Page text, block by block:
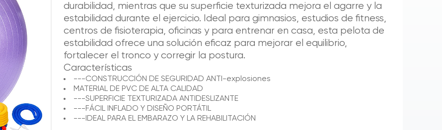
durabilidad, mientras que su superficie texturizada mejora el agarre y la
estabilidad durante el ejercicio. Ideal para gimnasios, estudios de fitness,
centros de fisioterapia, oficinas y para entrenar en casa, esta pelota de
estabilidad ofrece una solución eficaz para mejorar el equilibrio,
fortalecer el tronco y corregir la postura.
Características
---CONSTRUCCIÓN DE SEGURIDAD ANTI-explosiones
MATERIAL DE PVC DE ALTA CALIDAD
---SUPERFICIE TEXTURIZADA ANTIDESLIZANTE
---FÁCIL INFLADO Y DISEÑO PORTÁTIL
---IDEAL PARA EL EMBARAZO Y LA REHABILITACIÓN